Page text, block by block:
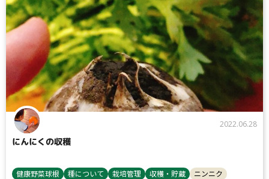
2022.06.28
にんにくの収穫
健康野菜球根 種について 栽培管理 収穫・貯蔵 ニンニク